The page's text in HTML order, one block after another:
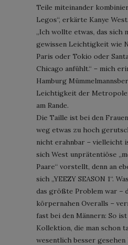
Teile miteinander
Legos“, erkärte Kanye
„Ich wollte etwas, das sich
gewissen Leichtigkeit wie
Paris oder Tokio oder
Chicago anfühlt.“ – mich
Hamburg
Leichtigkeit der
am Rande.
Die Taille ist bei den
weg etwas zu hoch
nicht erahnbar – vielleicht
sich West unprätentiöse
Paare“ vorstellt, denn an
sich „YEEZY SEASON 1“.
das größte Problem war –
körpernahen Overalls –
fast bei den Männern: So
Kollektion, die man schon
wesentlich besser gesehen